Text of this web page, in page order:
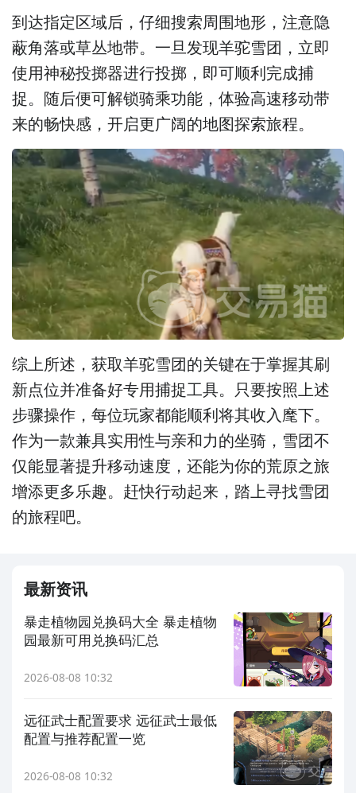
到达指定区域后，仔细搜索周围地形，注意隐
蔽角落或草丛地带。一旦发现羊驼雪团，立即
使用神秘投掷器进行投掷，即可顺利完成捕
捉。随后便可解锁骑乘功能，体验高速移动带
来的畅快感，开启更广阔的地图探索旅程。
综上所述，获取羊驼雪团的关键在于掌握其刷
新点位并准备好专用捕捉工具。只要按照上述
步骤操作，每位玩家都能顺利将其收入麾下。
作为一款兼具实用性与亲和力的坐骑，雪团不
仅能显著提升移动速度，还能为你的荒原之旅
增添更多乐趣。赶快行动起来，踏上寻找雪团
的旅程吧。
最新资讯
暴走植物园兑换码大全 暴走植物
园最新可用兑换码汇总
2026-08-08 10:32
远征武士配置要求 远征武士最低
配置与推荐配置一览
2026-08-08 10:32